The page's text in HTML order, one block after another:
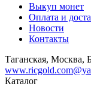
Выкуп монет
Оплата и
Новости
Контакты
Таганская,
Каталог